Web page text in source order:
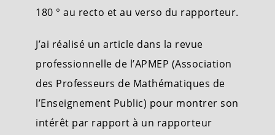
180 ° au recto et au verso du rapporteur.
J’ai réalisé un article dans la revue
professionnelle de l’APMEP (Association
des Professeurs de Mathématiques de
l’Enseignement Public) pour montrer son
intérêt par rapport à un rapporteur